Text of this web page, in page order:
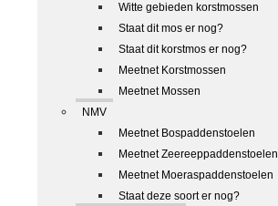
Witte gebieden korstmossen
Staat dit mos er nog?
Staat dit korstmos er nog?
Meetnet Korstmossen
Meetnet Mossen
NMV
Meetnet Bospaddenstoelen
Meetnet Zeereeppaddenstoelen
Meetnet Moeraspaddenstoelen
Staat deze soort er nog?